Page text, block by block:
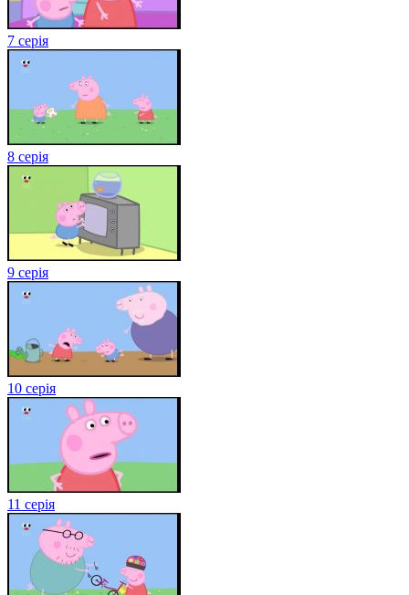
7 серія
8 серія
9 серія
10 серія
11 серія